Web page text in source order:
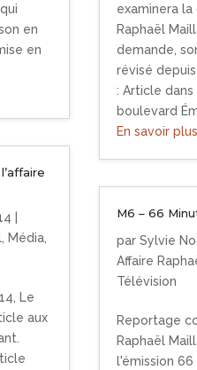
en
en
, Média,
Le
aux
examinera
Raphaël
demande,
révisé
: Article
boulevard
En savoir plus
M6 – 66
par Sylvie
Affaire
Télévision
Reportage
Raphaël
l'émission